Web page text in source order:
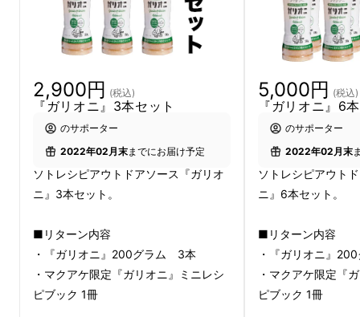
調味料というと、味付け用が多いですが、『ガ
リオニ』は調理でも活躍します。濃すぎず薄す
ぎずの絶妙な風味は、味付け、隠し味、炒め油
優れものです。
使い方① 炒め油として使う
2,900円 (税込)
『ガリオニ』3本セット
のサポーター
2022年02月末までにお届け予定
ソトレシピアウトドアソース『ガリオ
ニ』3本セット。
■リターン内容
・『ガリオニ』200グラム 3本
・マクアケ限定『ガリオニ』ミニレシ
ピブック 1冊
5,000円 (税込)
『ガリオニ』6
のサポーター
2022年02月末
ソトレシピアウト
ニ』6本セット。
■リターン内容
・『ガリオニ』
・マクアケ限定『
ピブック 1冊